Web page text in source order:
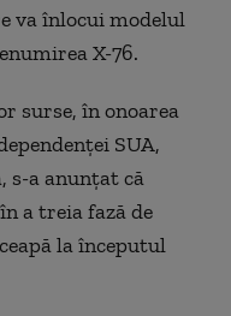
va înlocui modelul
X-76.
surse, în onoarea
SUA,
s-a anunțat că
a treia fază de
la începutul